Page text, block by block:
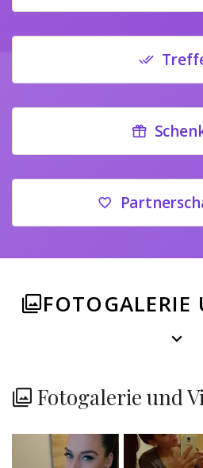
Fotogalerie und